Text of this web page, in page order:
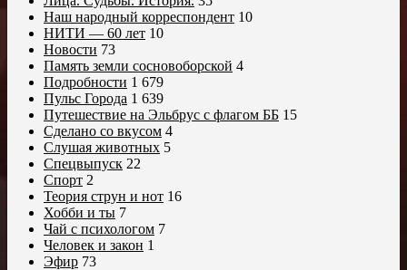
Наш народный корреспондент 10
НИТИ — 60 лет 10
Новости 73
Память земли сосновоборской 4
Подробности 1 679
Пульс Города 1 639
Путешествие на Эльбрус с флагом ББ 15
Сделано со вкусом 4
Слушая животных 5
Спецвыпуск 22
Спорт 2
Теория струн и нот 16
Хобби и ты 7
Чай с психологом 7
Человек и закон 1
Эфир 73